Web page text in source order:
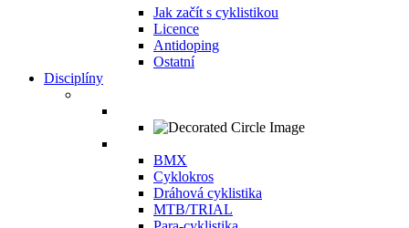
Jak začít s cyklistikou
Licence
Antidoping
Ostatní
Disciplíny
BMX
Cyklokros
Dráhová cyklistika
MTB/TRIAL